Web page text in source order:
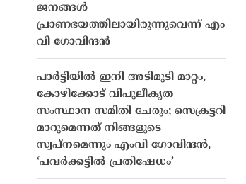
ജനങ്ങള്‍
പ്രാണഭയത്തിലായിരുന്നുവെന്ന് എം
വി ഗോവിന്ദന്‍
പാർട്ടിയിൽ ഇനി അടിമുടി മാറ്റം,
കോഴിക്കോട് വിപുലീകൃത
സംസ്ഥാന സമിതി ചേരും; സെക്രട്ടറി
മാറുമെന്നത് നിങ്ങളുടെ
സ്വപ്നമെന്നും എംവി ഗോവിന്ദൻ,
‘പവർക്കട്ടിൽ പ്രതിഷേധം’